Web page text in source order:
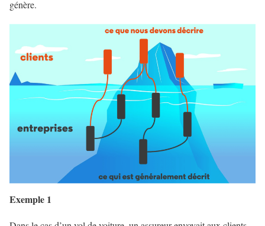
génère.
Exemple 1